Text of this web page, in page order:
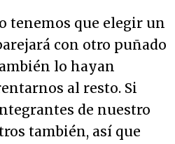
tenemos que elegir un
con otro puñado
lo hayan
al resto. Si
de nuestro
también, así que